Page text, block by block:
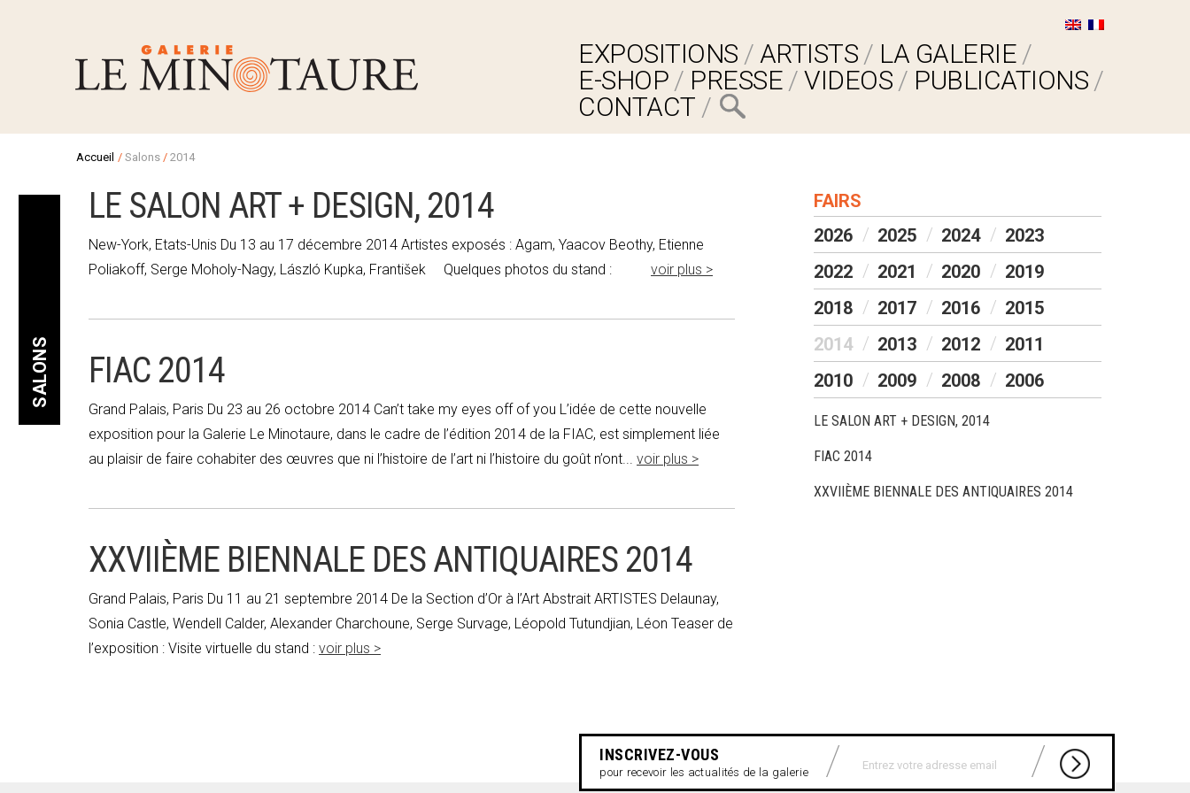
EXPOSITIONS ARTISTS
LA GALERIE
E-SHOP
PRESSE VIDEOS
PUBLICATIONS
CONTACT
Accueil / Salons / 2014
SALONS
LE SALON ART + DESIGN, 2014
New-York, Etats-Unis Du 13 au 17 décembre 2014 Artistes exposés : Agam, Yaacov Beothy, Etienne
Poliakoff, Serge Moholy-Nagy, László Kupka, František Quelques photos du stand : voir plus >
FIAC 2014
Grand Palais, Paris Du 23 au 26 octobre 2014 Can’t take my eyes off of you L’idée de cette nouvelle
exposition pour la Galerie Le Minotaure, dans le cadre de l’édition 2014 de la FIAC, est simplement liée
au plaisir de faire cohabiter des œuvres que ni l’histoire de l’art ni l’histoire du goût n’ont... voir plus >
XXVIIÈME BIENNALE DES ANTIQUAIRES 2014
Grand Palais, Paris Du 11 au 21 septembre 2014 De la Section d’Or à l’Art Abstrait ARTISTES Delaunay,
Sonia Castle, Wendell Calder, Alexander Charchoune, Serge Survage, Léopold Tutundjian, Léon Teaser de
l’exposition : Visite virtuelle du stand : voir plus >
FAIRS
2026
2025 2024
2023
2022
2021 2020
2019
2018
2017 2016
2015
2014
2013 2012
2011
2010
2009 2008 2006
LE SALON ART + DESIGN, 2014
FIAC 2014
XXVIIÈME BIENNALE DES ANTIQUAIRES 2014
INSCRIVEZ-VOUS
pour recevoir les actualités de la galerie